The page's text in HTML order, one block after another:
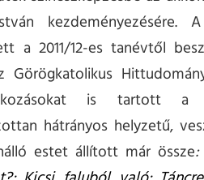
kezdeményezésére.
a 2011/12-es tanévtől
is tartott a
hátrányos helyzetű,
estet állított már össze